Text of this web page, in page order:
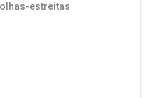
estreitas